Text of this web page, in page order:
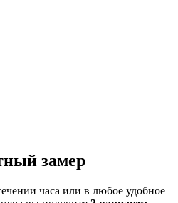
замер
часа или в любое удобное